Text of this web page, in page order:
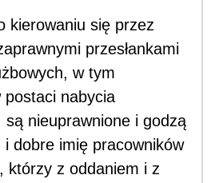
kierowaniu się przez
przesłankami
w tym
postaci nabycia
są nieuprawnione i godzą
dobre imię pracowników
którzy z oddaniem i z